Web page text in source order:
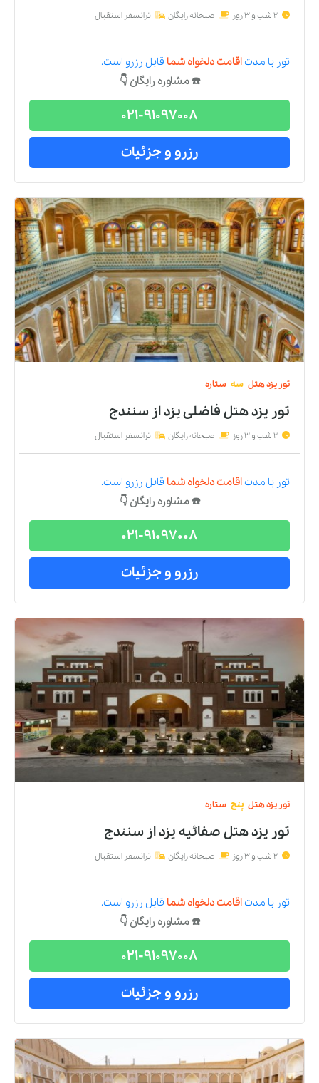
2 شب و 3 روز صبحانه رایگان ترانسفر استقبال
تور با مدتاقامت دلخواه شما قابل رزرو است.
☎️ مشاوره رایگان 👇
021-91097008
رزرو و جزئیات
تور یزدهتل سه ستاره
تور یزد هتل فاضلی يزداز سنندج
2 شب و 3 روز صبحانه رایگان ترانسفر استقبال
تور با مدتاقامت دلخواه شما قابل رزرو است.
☎️ مشاوره رایگان 👇
021-91097008
رزرو و جزئیات
تور یزدهتل پنج ستاره
تور یزد هتل صفائیه يزداز سنندج
2 شب و 3 روز صبحانه رایگان ترانسفر استقبال
تور با مدتاقامت دلخواه شما قابل رزرو است.
☎️ مشاوره رایگان 👇
021-91097008
رزرو و جزئیات